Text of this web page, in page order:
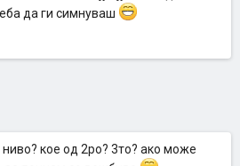
да ги симнуваш
кое од 2ро? 3то? ако може